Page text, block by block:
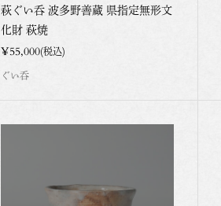
萩ぐい呑 波多野善蔵 県指定無形文
化財 萩焼
¥55,000(税込)
ぐい呑